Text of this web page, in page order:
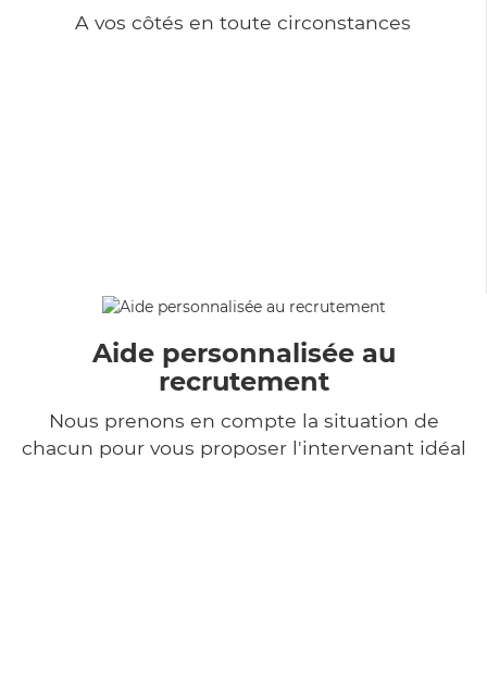
A vos côtés en toute circonstances
Aide personnalisée au
recrutement
Nous prenons en compte la situation de
chacun pour vous proposer l'intervenant idéal